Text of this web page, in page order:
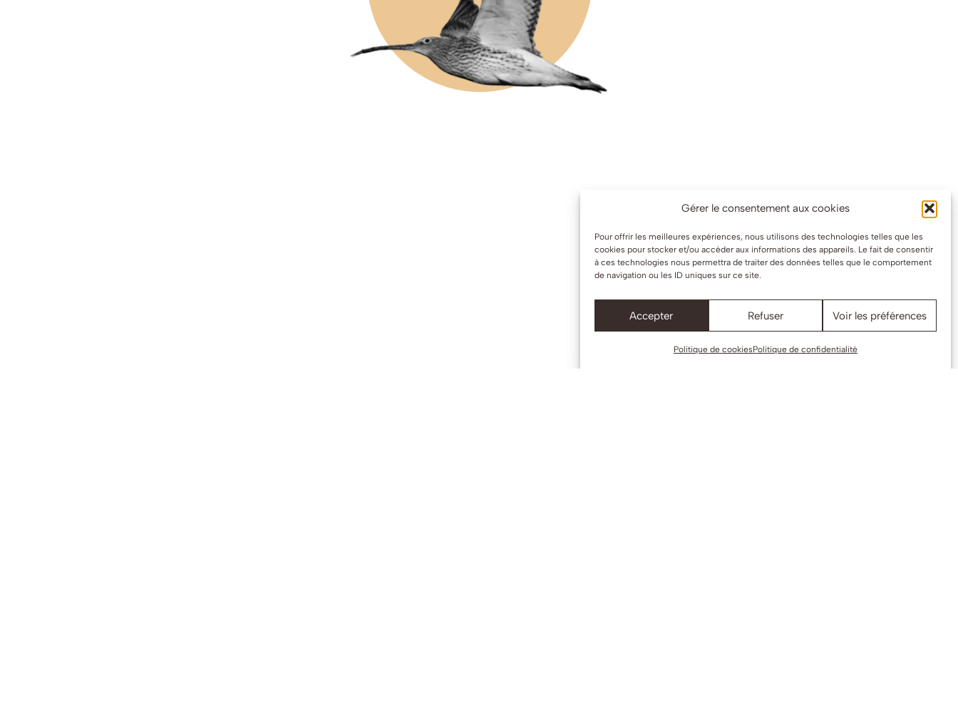
Gérer le consentement aux cookies
Pour offrir les meilleures expériences, nous utilisons des technologies telles que les
cookies pour stocker et/ou accéder aux informations des appareils. Le fait de consentir
à ces technologies nous permettra de traiter des données telles que le comportement
de navigation ou les ID uniques sur ce site.
Accepter Refuser Voir les préférences
Politique de cookiesPolitique de confidentialité